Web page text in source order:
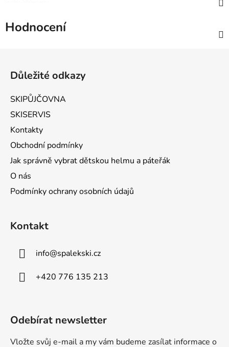
Hodnocení
Důležité odkazy
SKIPŮJČOVNA
SKISERVIS
Kontakty
Obchodní podmínky
Jak správně vybrat dětskou helmu a páteřák
O nás
Podmínky ochrany osobních údajů
Kontakt
info@spalekski.cz
+420 776 135 213
Odebírat newsletter
Vložte svůj e-mail a my vám budeme zasílat informace o